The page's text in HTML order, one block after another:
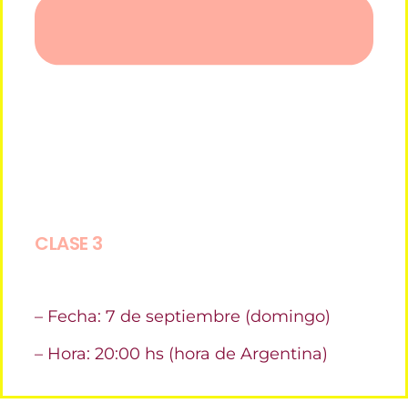
CLASE 3
– Fecha: 7 de septiembre (domingo)
– Hora: 20:00 hs (hora de Argentina)